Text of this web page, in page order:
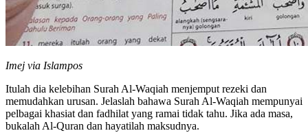
Imej via Islampos
Itulah dia kelebihan Surah Al-Waqiah menjemput rezeki dan
memudahkan urusan. Jelaslah bahawa Surah Al-Waqiah mempunyai
pelbagai khasiat dan fadhilat yang ramai tidak tahu. Jika ada masa,
bukalah Al-Quran dan hayatilah maksudnya.